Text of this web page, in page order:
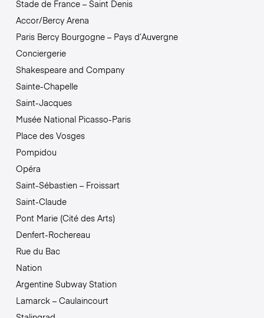
Stade de France – Saint Denis
Accor/Bercy Arena
Paris Bercy Bourgogne – Pays d’Auvergne
Conciergerie
Shakespeare and Company
Sainte-Chapelle
Saint-Jacques
Musée National Picasso-Paris
Place des Vosges
Pompidou
Opéra
Saint-Sébastien – Froissart
Saint-Claude
Pont Marie (Cité des Arts)
Denfert-Rochereau
Rue du Bac
Nation
Argentine Subway Station
Lamarck – Caulaincourt